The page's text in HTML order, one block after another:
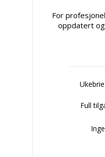
For
oppdatert
Full